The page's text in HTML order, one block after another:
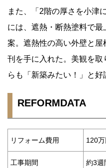
また、「2階の厚さを小津
には、遮熱・断熱塗料で
案。遮熱性の高い外壁と
刊を手に入れた。美観を
らも「新築みたい！」と好
REFORMDATA
リフォーム費用 120万
工事期間 約3週